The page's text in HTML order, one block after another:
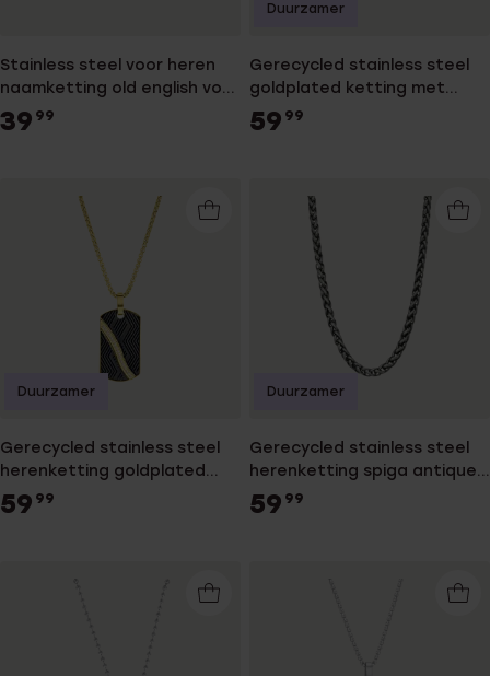
Stainless steel voor heren
naamketting old english voor
heren
39 99
Gerecycled stainless steel
goldplated ketting met
figaroschakel voor heren
59 99
Duurzamer
Gerecycled stainless steel
herenketting goldplated
met hanger met zirkonia
59 99
Duurzamer
Gerecycled stainless steel
herenketting spiga antique
finish
59 99
Duurzamer